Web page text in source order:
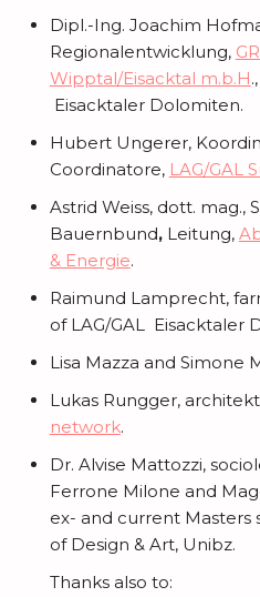
Dipl.-Ing. Joachim
Regionalentwicklung,
Wipptal/Eisacktal m.b.H
Eisacktaler Dolomiten.
Hubert Ungerer,
Coordinatore, LAG/GAL
Astrid Weiss, dott. mag.,
Bauernbund, Leitung,
& Energie.
Raimund Lamprecht,
of LAG/GAL Eisacktaler
Lisa Mazza and Simone
Lukas Rungger,
network.
Dr. Alvise Mattozzi,
Ferrone Milone and
ex- and current Masters
of Design & Art, Unibz.
Thanks also to: